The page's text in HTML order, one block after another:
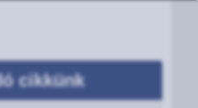
cikkünk